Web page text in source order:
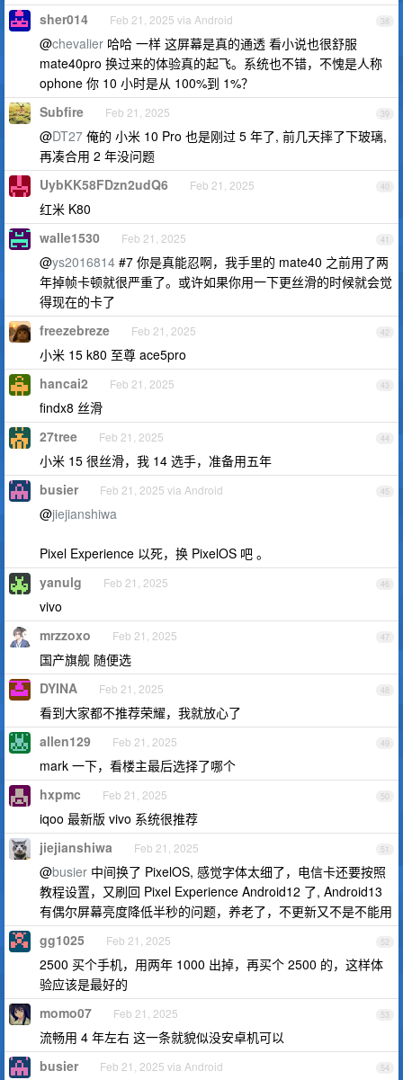
38
sher014 Feb 21, 2025 via Android
@chevalier 哈哈 一样 这屏幕是真的通透 看小说也很舒服
mate40pro 换过来的体验真的起飞。系统也不错，不愧是人称
ophone 你 10 小时是从 100%到 1%？
39
Subfire Feb 21, 2025
@DT27 俺的 小米 10 Pro 也是刚过 5 年了, 前几天摔了下玻璃,
再凑合用 2 年没问题
40
UybKK58FDzn2udQ6 Feb 21, 2025
红米 K80
41
walle1530 Feb 21, 2025
@ys2016814 #7 你是真能忍啊，我手里的 mate40 之前用了两
年掉帧卡顿就很严重了。或许如果你用一下更丝滑的时候就会觉
得现在的卡了
42
freezebreze Feb 21, 2025
小米 15 k80 至尊 ace5pro
43
hancai2 Feb 21, 2025
findx8 丝滑
44
27tree Feb 21, 2025
小米 15 很丝滑，我 14 选手，准备用五年
45
busier Feb 21, 2025 via Android
@jiejianshiwa
Pixel Experience 以死，换 PixelOS 吧 。
46
yanulg Feb 21, 2025
vivo
47
mrzzoxo Feb 21, 2025
国产旗舰 随便选
48
DYINA Feb 21, 2025
看到大家都不推荐荣耀，我就放心了
49
allen129 Feb 21, 2025
mark 一下，看楼主最后选择了哪个
50
hxpmc Feb 21, 2025
iqoo 最新版 vivo 系统很推荐
51
jiejianshiwa Feb 21, 2025
@busier 中间换了 PixelOS, 感觉字体太细了，电信卡还要按照
教程设置，又刷回 Pixel Experience Android12 了, Android13
有偶尔屏幕亮度降低半秒的问题，养老了，不更新又不是不能用
52
gg1025 Feb 21, 2025
2500 买个手机，用两年 1000 出掉，再买个 2500 的，这样体
验应该是最好的
53
momo07 Feb 21, 2025
流畅用 4 年左右 这一条就貌似没安卓机可以
54
busier Feb 21, 2025 via Android